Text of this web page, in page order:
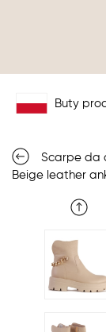
Buty
Scarpe da
Beige leather